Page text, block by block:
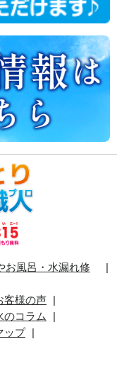
お風呂・水漏れ修
客様の声
のコラム
ップ